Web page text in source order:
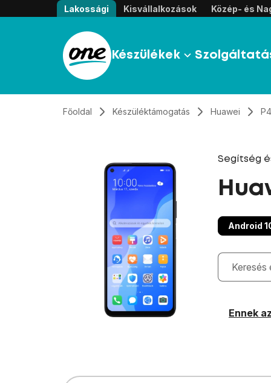
Átugrás, tovább a tartalomhoz
Lakossági Kisvállalkozások Közép- és
Készülékek
Főoldal Készüléktámogatás Huawei
Segítség
Android
Gépelés
Ennek